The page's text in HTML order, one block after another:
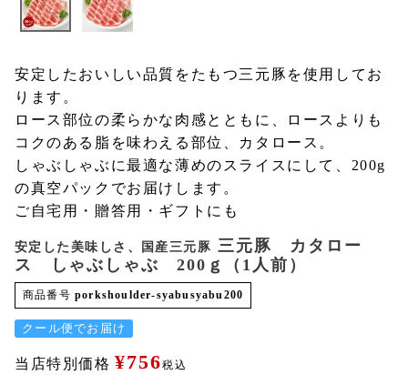
安定したおいしい品質をたもつ三元豚を使用してお
ります。
ロース部位の柔らかな肉感とともに、ロースよりも
コクのある脂を味わえる部位、カタロース。
しゃぶしゃぶに最適な薄めのスライスにして、200g
の真空パックでお届けします。
ご自宅用・贈答用・ギフトにも
安定した美味しさ、国産三元豚 三元豚 カタロー
ス しゃぶしゃぶ 200ｇ（1人前）
商品番号 porkshoulder-syabusyabu200
クール便でお届け
当店特別価格 ¥756税込